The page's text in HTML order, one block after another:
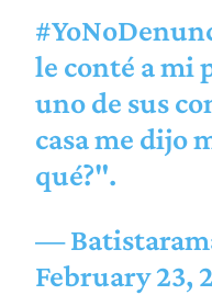
le conté a mi
uno de sus
casa me dijo
qué?".
—
February 23,